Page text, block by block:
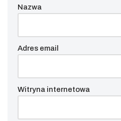
Nazwa
Adres email
Witryna internetowa